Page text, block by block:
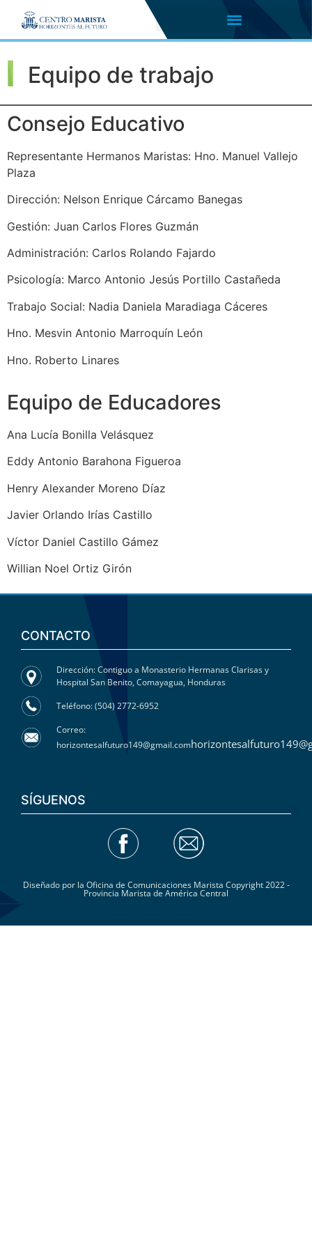
Equipo de trabajo
Consejo Educativo
Representante Hermanos Maristas: Hno. Manuel Vallejo
Plaza
Dirección: Nelson Enrique Cárcamo Banegas
Gestión: Juan Carlos Flores Guzmán
Administración: Carlos Rolando Fajardo
Psicología: Marco Antonio Jesús Portillo Castañeda
Trabajo Social: Nadia Daniela Maradiaga Cáceres
Hno. Mesvin Antonio Marroquín León
Hno. Roberto Linares
Equipo de Educadores
Ana Lucía Bonilla Velásquez
Eddy Antonio Barahona Figueroa
Henry Alexander Moreno Díaz
Javier Orlando Irías Castillo
Víctor Daniel Castillo Gámez
Willian Noel Ortiz Girón
CONTACTO
Dirección: Contiguo a Monasterio Hermanas Clarisas y
Hospital San Benito, Comayagua, Honduras
Teléfono: (504) 2772-6952
Correo:
horizontesalfuturo149@gmail.com
SÍGUENOS
Diseñado por la Oficina de Comunicaciones Marista Copyright 2022 -
Provincia Marista de América Central